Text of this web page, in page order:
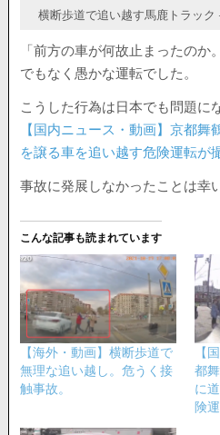
横断歩道で追い越す馬鹿トラック
「前方の車が何故止まったの
でもなく愚かな運転でした。
こうした行為は日本でも問題に
【国内ニュース・動画】京都
を譲る車を追い越す危険運転が
事故に発展しなかったことは幸
こんな記事も読まれています
【海外・動画】横断歩道で
無理な追い越し。危うく接
触事故。
【
都
に
険